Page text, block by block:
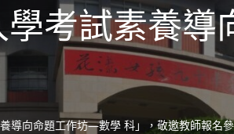
學考試素養
導向命題工作坊—數學 科」，敬邀教師報名